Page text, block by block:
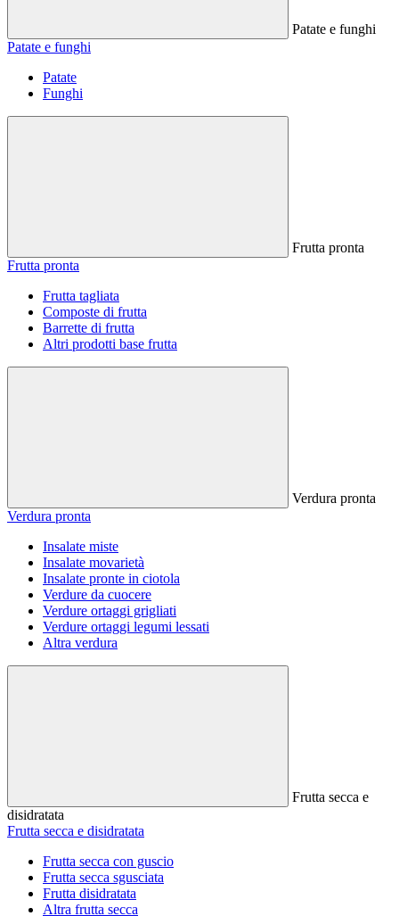
Patate e funghi
Patate e funghi
Patate
Funghi
Frutta pronta
Frutta pronta
Frutta tagliata
Composte di frutta
Barrette di frutta
Altri prodotti base frutta
Verdura pronta
Verdura pronta
Insalate miste
Insalate movarietà
Insalate pronte in ciotola
Verdure da cuocere
Verdure ortaggi grigliati
Verdure ortaggi legumi lessati
Altra verdura
Frutta secca e
disidratata
Frutta secca e disidratata
Frutta secca con guscio
Frutta secca sgusciata
Frutta disidratata
Altra frutta secca